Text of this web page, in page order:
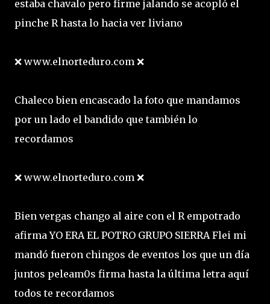
estaba chavalo pero firme jalando se acopló el
pinche R hasta lo hacia ver liviano
❌ www.elnorteduro.com ❌
Chaleco bien encascado la foto que mandamos
por un lado el bandido que también lo
recordamos
❌ www.elnorteduro.com ❌
Bien vergas chango al aire con el R empotrado
afirma YO ERA EL POTRO GRUPO SIERRA Flei mi
mandó fueron chingos de eventos los que un día
juntos peleam0s firma hasta la última letra aquí
todos te recordamos